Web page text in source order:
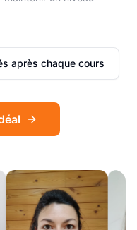
après chaque cours